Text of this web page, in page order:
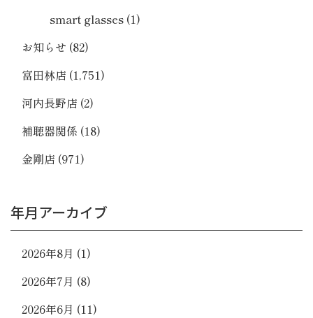
smart glasses (1)
お知らせ (82)
富田林店 (1,751)
河内長野店 (2)
補聴器関係 (18)
金剛店 (971)
年月アーカイブ
2026年8月 (1)
2026年7月 (8)
2026年6月 (11)